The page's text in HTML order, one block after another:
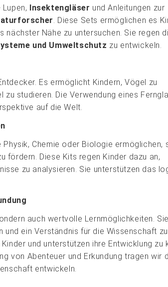
Insektengläser und Anleitungen zur
. Diese Sets ermöglichen es
nächster Nähe zu untersuchen. Sie regen
und Umweltschutz zu entwickeln.
Es ermöglicht Kindern, Vögel zu
studieren. Die Verwendung eines
auf die Welt.
Chemie oder Biologie ermöglichen,
fördern. Diese Kits regen Kinder dazu an,
zu analysieren. Sie unterstützen das
auch wertvolle Lernmöglichkeiten. Sie
und ein Verständnis für die Wissenschaft zu
und unterstützen ihre Entwicklung zu
von Abenteuer und Erkundung tragen wir
entwickeln.